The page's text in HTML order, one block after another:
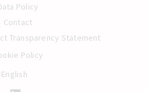
Policy
Contact
Transparency Statement
Policy
English